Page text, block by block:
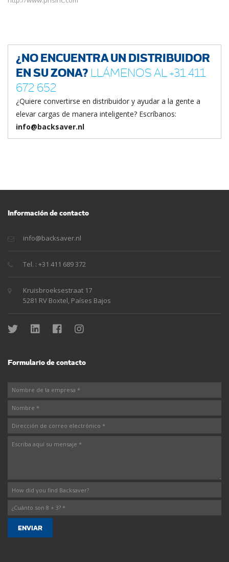
¿NO ENCUENTRA UN DISTRIBUIDOR
EN SU ZONA? LLÁMENOS AL +31 411
672 652
¿Quiere convertirse en distribuidor y ayudar a la gente a
elevar cargas de manera inteligente? Escríbanos:
info@backsaver.nl
Información de contacto
info@backsaver.nl
Tel. : +31 411 689 372
Kruisbroeksestraat 17
5281 RV Boxtel, Países Bajos
Formulario de contacto